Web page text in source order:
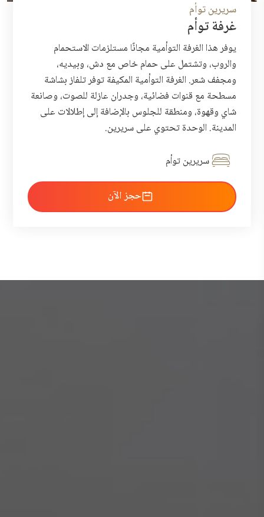
سريرين توأم
غرفة توأم
يوفر هذا الغرفة التوأمية مجانًا مستلزمات الاستحمام
والروب، وتشتمل على حمام خاص مع دش، وبيديه،
ومجفف شعر. الغرفة التوأمية المكيفة توفر تلفاز بشاشة
مسطحة مع قنوات فضائية، وجدران عازلة للصوت، وصانعة
شاي وقهوة، ومنطقة للجلوس بالإضافة إلى إطلالات على
المدينة. الوحدة تحتوي على سريرين.
سريرين توأم
احجز الآن